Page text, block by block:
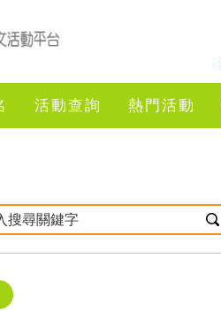
活動查詢 熱門活動